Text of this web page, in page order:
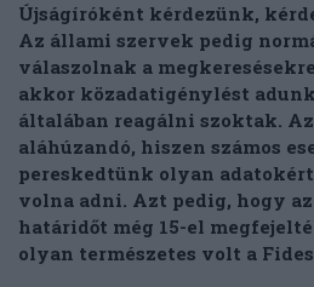
Újságíróként kérdezünk,
Az állami szervek pedig
válaszolnak a
akkor közadatigénylést
általában reagálni szoktak.
aláhúzandó, hiszen számos
pereskedtünk olyan
volna adni. Azt pedig, hogy
határidőt még 15-el
olyan természetes volt a